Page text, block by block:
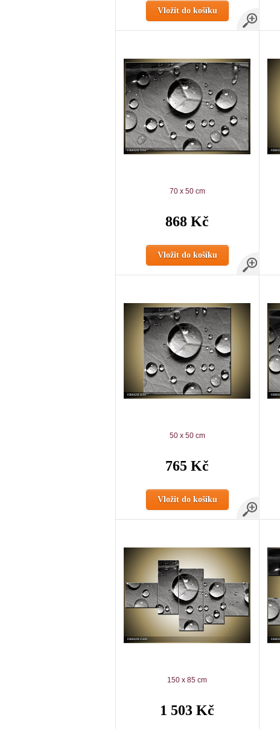
Vložit do košíku
70 x 50 cm
868 Kč
Vložit do košíku
50 x 50 cm
765 Kč
Vložit do košíku
150 x 85 cm
1 503 Kč